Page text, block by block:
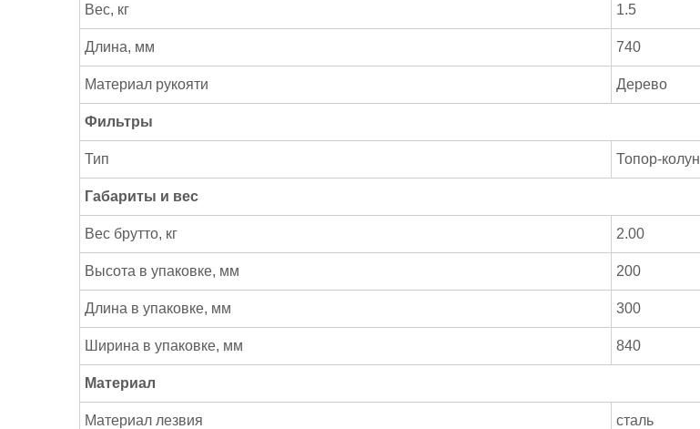
Вес, кг 1.5
Длина, мм 740
Материал рукояти Дерево
Фильтры
Тип Топор-колун
Габариты и вес
Вес брутто, кг 2.00
Высота в упаковке, мм 200
Длина в упаковке, мм 300
Ширина в упаковке, мм 840
Материал
Материал лезвия сталь